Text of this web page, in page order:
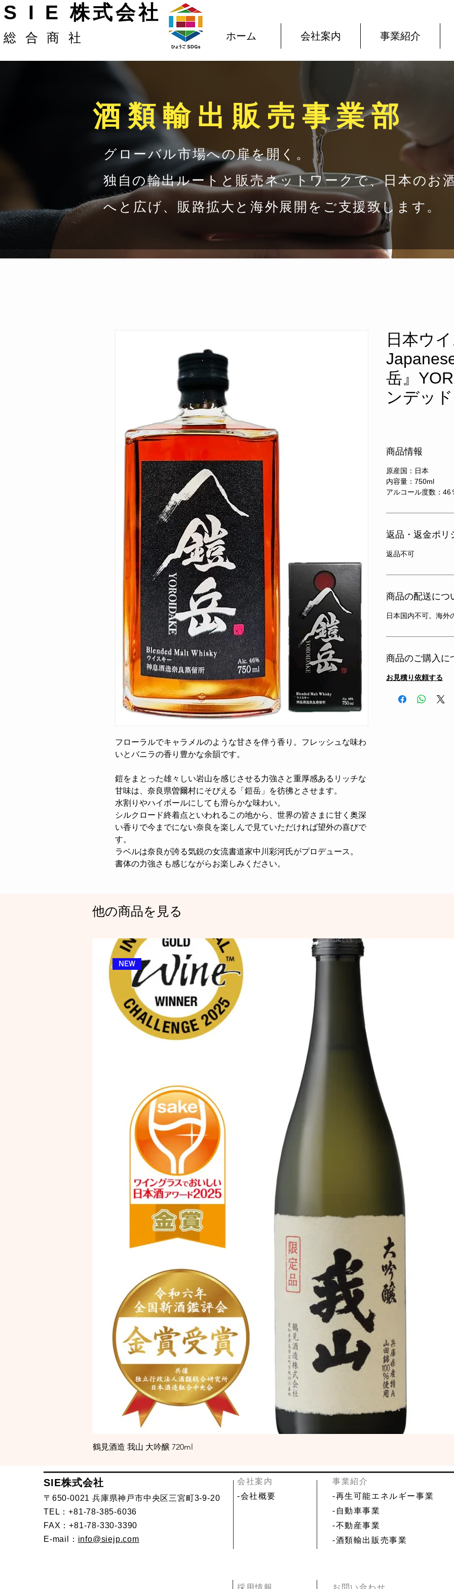
S I E 株式会社
総合商社 ホーム 会社案内 事業紹介
​酒類輸出販売事業部
グローバル市場への扉を開く。
独自の輸出ルートと販売ネットワークで、日本のお
へと広げ、販路拡大と海外展開をご支援致します。
フローラルでキャラメルのような甘さを伴う香り。フレッシュな味わ
いとバニラの香り豊かな余韻です。
鎧をまとった雄々しい岩山を感じさせる力強さと重厚感あるリッチな
甘味は、奈良県曽爾村にそびえる「鎧岳」を彷彿とさせます。
水割りやハイボールにしても滑らかな味わい。
シルクロード終着点といわれるこの地から、世界の皆さまに甘く奥深
い香りで今までにない奈良を楽しんで見ていただければ望外の喜びで
す。
ラベルは奈良が誇る気鋭の女流書道家中川彩河氏がプロデュース。
書体の力強さも感じながらお楽しみください。
日本ウ
岳』
ンデッ
商品情報
原産国：日本
内容量：750ml
アルコール度数：46
返品・返金ポリ
返品不可
商品の配送につ
日本国内不可。海外
商品のご購入に
お見積り依頼する
他の商品を見る
NEW
鶴見酒造 我山 大吟醸 720ml
SIE株式会社
〒650-0021 兵庫県神戸市中央区三宮町3-9-20
TEL：+81-78-385-6036
FAX：+81-78-330-3390
E-mail： info@siejp.com
​会社案内
-会社概要
事業紹介
-再生可能エネルギー事業
-自動車事業
-不動産事業
-酒類輸出販売事業
​お問い合わせ
​採用情報